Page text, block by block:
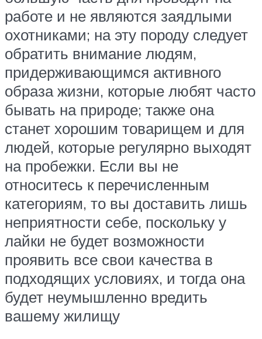
работе и не являются заядлыми
охотниками; на эту породу следует
обратить внимание людям,
придерживающимся активного
образа жизни, которые любят часто
бывать на природе; также она
станет хорошим товарищем и для
людей, которые регулярно выходят
на пробежки. Если вы не
относитесь к перечисленным
категориям, то вы доставить лишь
неприятности себе, поскольку у
лайки не будет возможности
проявить все свои качества в
подходящих условиях, и тогда она
будет неумышленно вредить
вашему жилищу